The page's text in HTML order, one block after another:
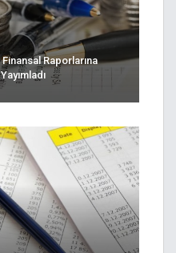
Raporlarına